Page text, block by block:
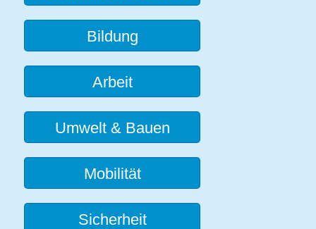
Bildung
Arbeit
Umwelt & Bauen
Mobilität
Sicherheit